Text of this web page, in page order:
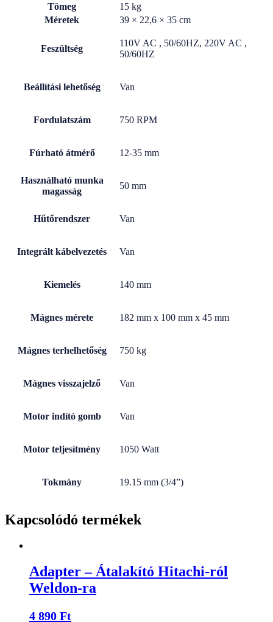
Tömeg
15 kg
Méretek
39 × 22,6 × 35 cm
Feszültség
110V AC , 50/60HZ, 220V AC ,
50/60HZ
Beállítási lehetőség Van
Fordulatszám 750 RPM
Fúrható átmérő 12-35 mm
Használható munka
magasság
50 mm
Hűtőrendszer Van
Integrált kábelvezetés Van
Kiemelés 140 mm
Mágnes mérete 182 mm x 100 mm x 45 mm
Mágnes terhelhetőség 750 kg
Mágnes visszajelző Van
Motor indító gomb Van
Motor teljesítmény 1050 Watt
Tokmány 19.15 mm (3/4”)
Kapcsolódó termékek
Adapter – Átalakító Hitachi-ról
Weldon-ra
4 890 Ft